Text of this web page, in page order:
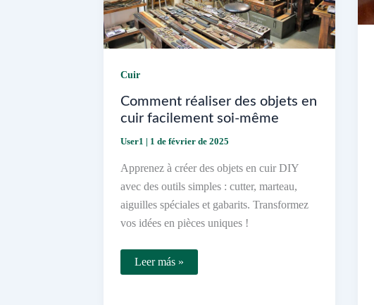
Cuir
Comment réaliser des objets en
cuir facilement soi-même
User1 | 1 de février de 2025
Apprenez à créer des objets en cuir DIY
avec des outils simples : cutter, marteau,
aiguilles spéciales et gabarits. Transformez
vos idées en pièces uniques !
Comment
réaliser
Leer más »